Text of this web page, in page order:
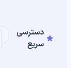
دسترسی
سریع